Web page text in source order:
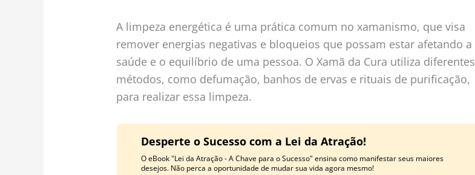
A limpeza energética é uma prática comum no xamanismo, que visa
remover energias negativas e bloqueios que possam estar afetando a
saúde e o equilíbrio de uma pessoa. O Xamã da Cura utiliza diferentes
métodos, como defumação, banhos de ervas e rituais de purificação,
para realizar essa limpeza.
Desperte o Sucesso com a Lei da Atração!
O eBook "Lei da Atração - A Chave para o Sucesso" ensina como manifestar seus maiores
desejos. Não perca a oportunidade de mudar sua vida agora mesmo!